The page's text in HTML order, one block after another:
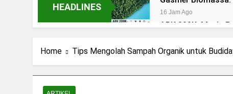
HEADLINES
16 Jam Ago
ARK 200K: Mesin
Piroliser: Panduan
Biodigester:
Home Tips Mengolah Sampah Organik untuk